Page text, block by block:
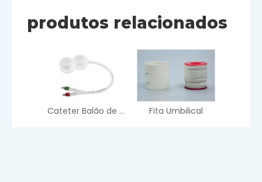
produtos relacionados
Cateter Balão de Amadurecimento Cervical Fita Umbilical